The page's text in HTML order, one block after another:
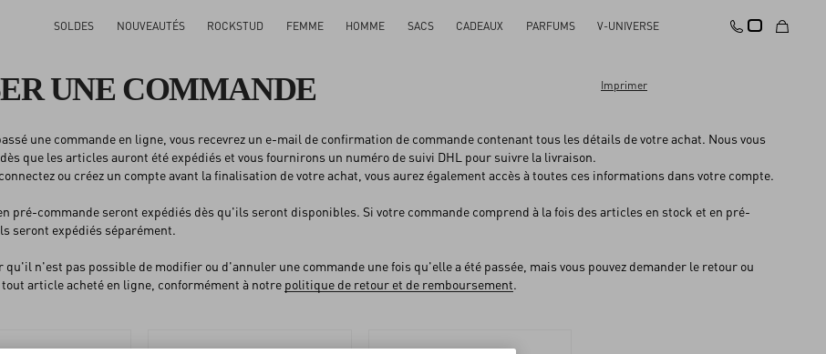
SOLDES NOUVEAUTÉS ROCKSTUD FEMME HOMME SACS CADEAUX PARFUMS V-UNIVERSE
UNE COMMANDE Imprimer
une commande en ligne, vous recevrez un e-mail de confirmation de commande contenant tous les détails de votre achat. Nous vous
que les articles auront été expédiés et vous fournirons un numéro de suivi DHL pour suivre la livraison.
ou créez un compte avant la finalisation de votre achat, vous aurez également accès à toutes ces informations dans votre compte.
pré-commande seront expédiés dès qu'ils seront disponibles. Si votre commande comprend à la fois des articles en stock et en pré-
seront expédiés séparément.
qu'il n'est pas possible de modifier ou d'annuler une commande une fois qu'elle a été passée, mais vous pouvez demander le retour ou
article acheté en ligne, conformément à notre politique de retour et de remboursement.